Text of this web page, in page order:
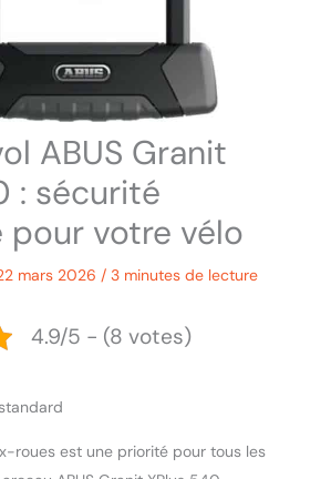
ABUS Granit
: sécurité
pour votre vélo
mars 2026 / 3 minutes de lecture
4.9/5 - (8 votes)
roues est une priorité pour tous les